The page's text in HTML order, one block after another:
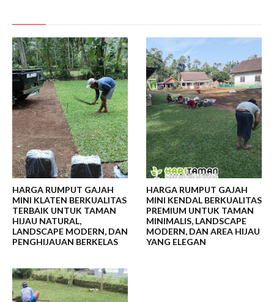
HARGA RUMPUT GAJAH
MINI KLATEN BERKUALITAS
TERBAIK UNTUK TAMAN
HIJAU NATURAL,
LANDSCAPE MODERN, DAN
PENGHIJAUAN BERKELAS
HARGA RUMPUT GAJAH
MINI KENDAL BERKUALITAS
PREMIUM UNTUK TAMAN
MINIMALIS, LANDSCAPE
MODERN, DAN AREA HIJAU
YANG ELEGAN